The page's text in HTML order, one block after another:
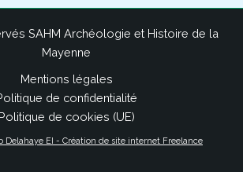
SAHM Archéologie et Histoire de la
Mayenne
Mentions légales
de confidentialité
Politique de cookies (UE)
Delahaye EI - Création de site internet Freelance